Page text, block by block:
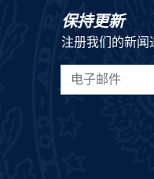
保持更新
注册我们的新闻
电子邮件